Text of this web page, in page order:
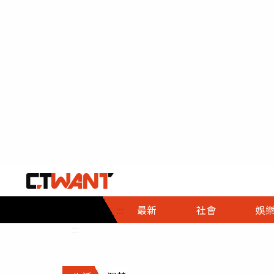
::: 最新 社會
社會首頁
時事
調查
娛樂
娛樂首頁
即時
財經首頁
熱線
政